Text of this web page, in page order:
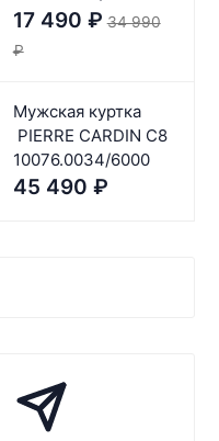
17 490 ₽ 34 990
₽
Мужская куртка
PIERRE CARDIN C8
10076.0034/6000
45 490 ₽